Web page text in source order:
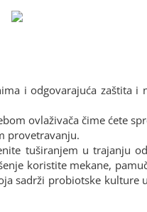
i odgovarajuća zaštita i
ovlaživača čime ćete
provetravanju.
tuširanjem u trajanju
koristite mekane,
sadrži probiotske kulture